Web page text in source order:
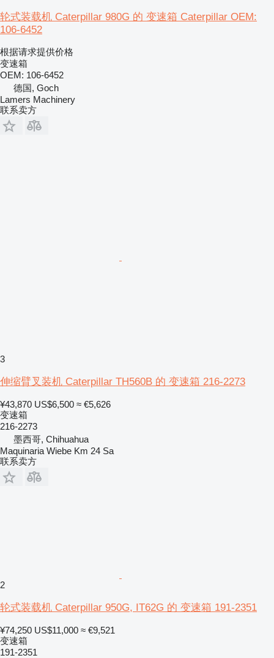
轮式装载机 Caterpillar 980G 的 变速箱 Caterpillar OEM:
106-6452
根据请求提供价格
变速箱
OEM: 106-6452
德国, Goch
Lamers Machinery
联系卖方
3
伸缩臂叉装机 Caterpillar TH560B 的 变速箱 216-2273
¥43,870 US$6,500 ≈ €5,626
变速箱
216-2273
墨西哥, Chihuahua
Maquinaria Wiebe Km 24 Sa
联系卖方
2
轮式装载机 Caterpillar 950G, IT62G 的 变速箱 191-2351
¥74,250 US$11,000 ≈ €9,521
变速箱
191-2351